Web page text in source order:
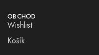
OBCHOD
Wishlist
Košík